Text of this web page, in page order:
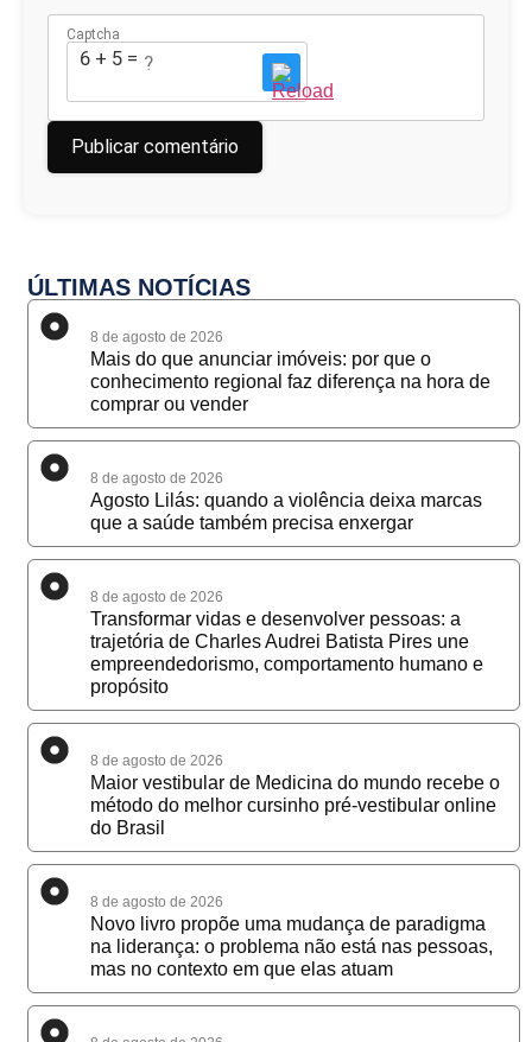
Captcha
6 + 5 = ?
ÚLTIMAS NOTÍCIAS
8 de agosto de 2026
Mais do que anunciar imóveis: por que o
conhecimento regional faz diferença na hora de
comprar ou vender
8 de agosto de 2026
Agosto Lilás: quando a violência deixa marcas
que a saúde também precisa enxergar
8 de agosto de 2026
Transformar vidas e desenvolver pessoas: a
trajetória de Charles Audrei Batista Pires une
empreendedorismo, comportamento humano e
propósito
8 de agosto de 2026
Maior vestibular de Medicina do mundo recebe o
método do melhor cursinho pré-vestibular online
do Brasil
8 de agosto de 2026
Novo livro propõe uma mudança de paradigma
na liderança: o problema não está nas pessoas,
mas no contexto em que elas atuam